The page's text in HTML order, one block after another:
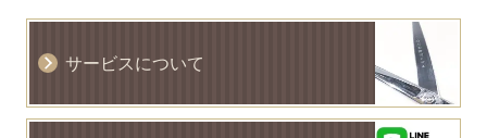
サービスについて